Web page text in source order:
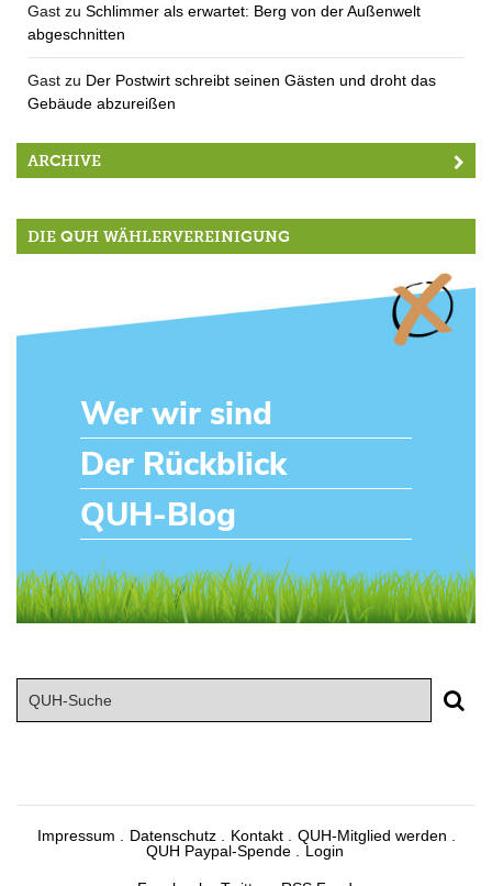
Gast zu Schlimmer als erwartet: Berg von der Außenwelt
abgeschnitten
Gast zu Der Postwirt schreibt seinen Gästen und droht das
Gebäude abzureißen
ARCHIVE
DIE QUH WÄHLERVEREINIGUNG
Wer wir sind
Der Rückblick
QUH-Blog
Impressum Datenschutz Kontakt
QUH-Mitglied werden
QUH Paypal-Spende
Login